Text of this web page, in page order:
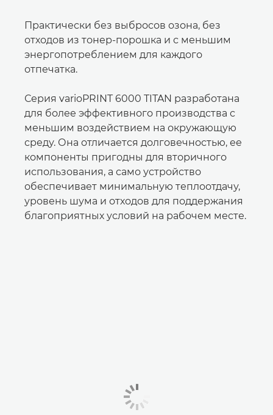
Практически без выбросов озона, без
отходов из тонер-порошка и с меньшим
энергопотреблением для каждого
отпечатка.
Серия varioPRINT 6000 TITAN разработана
для более эффективного производства с
меньшим воздействием на окружающую
среду. Она отличается долговечностью, ее
компоненты пригодны для вторичного
использования, а само устройство
обеспечивает минимальную теплоотдачу,
уровень шума и отходов для поддержания
благоприятных условий на рабочем месте.